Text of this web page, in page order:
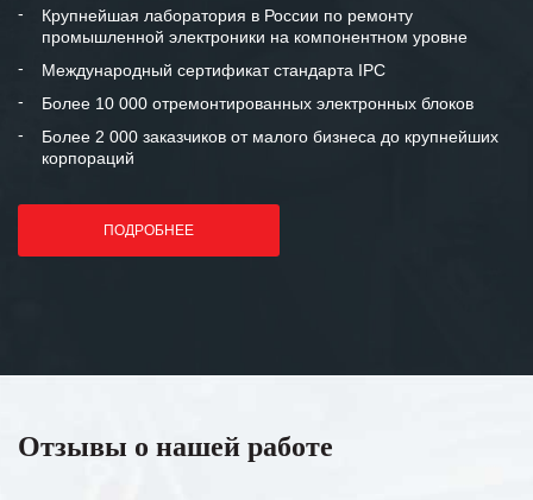
Крупнейшая лаборатория в России по ремонту
промышленной электроники на компонентном уровне
Международный сертификат стандарта IPC
Более 10 000 отремонтированных электронных блоков
Более 2 000 заказчиков от малого бизнеса до крупнейших
корпораций
ПОДРОБНЕЕ
Отзывы о нашей работе